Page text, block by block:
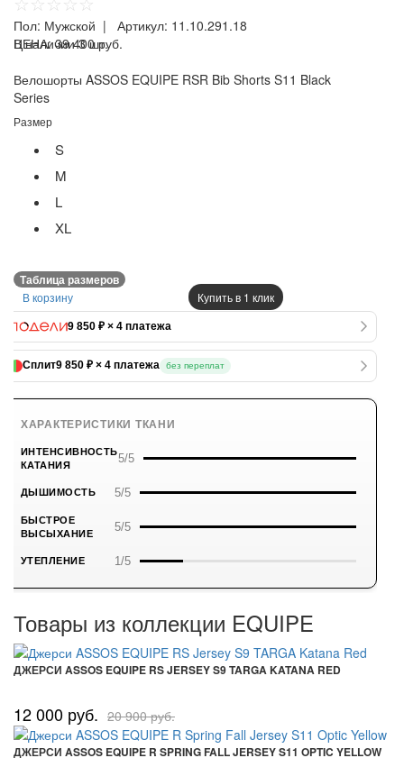
Пол: Мужской | Артикул: 11.10.291.18
ЦЕНА:39 400 руб.
В наличии 3 шт.
Велошорты ASSOS EQUIPE RSR Bib Shorts S11 Black
Series
Размер
S
M
L
XL
Таблица размеров
В корзину Купить в 1 клик
9 850 ₽ × 4 платежа
Сплит9 850 ₽ × 4 платежа без переплат
ХАРАКТЕРИСТИКИ ТКАНИ
ИНТЕНСИВНОСТЬ
КАТАНИЯ
5/5
ДЫШИМОСТЬ 5/5
БЫСТРОЕ
ВЫСЫХАНИЕ
5/5
УТЕПЛЕНИЕ 1/5
Товары из коллекции EQUIPE
ДЖЕРСИ ASSOS EQUIPE RS JERSEY S9 TARGA KATANA RED
12 000 руб. 20 900 руб.
ДЖЕРСИ ASSOS EQUIPE R SPRING FALL JERSEY S11 OPTIC YELLOW